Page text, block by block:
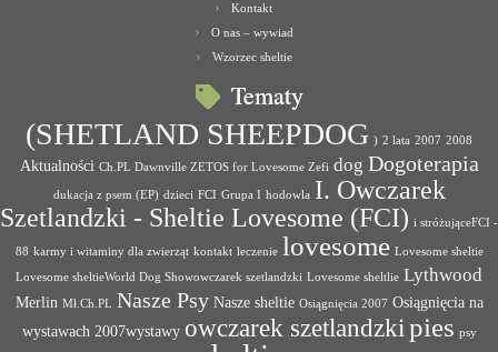
Kontakt
O nas – wywiad
Wzorzec sheltie
Tematy
(SHETLAND SHEEPDOG ) 2 lata 2007 2008
Aktualności Ch.PL Dawnville ZETOS for Lovesome Zefi dog Dogoterapia
dukacja z psem (EP) dzieci FCI Grupa I hodowla I. Owczarek
Szetlandzki - Sheltie Lovesome (FCI) i stróżująceFCI -
88 karmy i witaminy dla zwierząt kontakt leczenie lovesome Lovesome sheltie
Lovesome sheltieWorld Dog Showowczarek szetlandzki Lovesome sheltlie Lythwood
Merlin Mł.Ch.PL Nasze Psy Nasze sheltie Osiągnięcia 2007 Osiągnięcia na
wystawach 2007wystawy owczarek szetlandzkipies psy